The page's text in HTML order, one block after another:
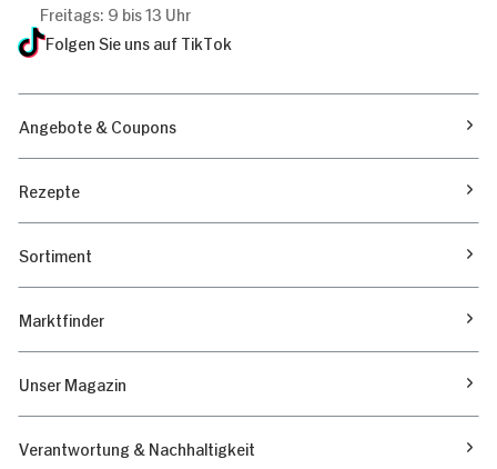
Freitags: 9 bis 13 Uhr
Folgen Sie uns auf TikTok
Angebote & Coupons
Rezepte
Sortiment
Marktfinder
Unser Magazin
Verantwortung & Nachhaltigkeit